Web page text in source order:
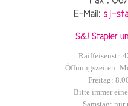
Raiffeisenstr.
Öffnungszeiten:
Freitag:
Bitte immer
Samstag: nur